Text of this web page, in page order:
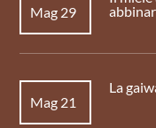
Mag 29
La
Mag 21